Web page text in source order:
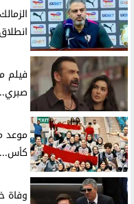
فيلم
موعد
كأس...
وفاة